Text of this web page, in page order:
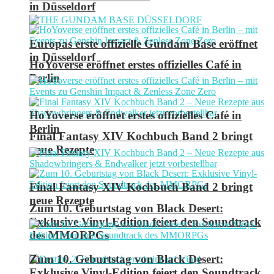
in Düsseldorf
HoYoverse eröffnet erstes offizielles Café in
Berlin
Final Fantasy XIV Kochbuch Band 2 bringt
neue Rezepte
Zum 10. Geburtstag von Black Desert:
Exklusive Vinyl-Edition feiert den Soundtrack
des MMORPGs
Europas erste offizielle Gundam Base eröffnet
in Düsseldorf
HoYoverse eröffnet erstes offizielles Café in
Berlin
Final Fantasy XIV Kochbuch Band 2 bringt
neue Rezepte
Zum 10. Geburtstag von Black Desert: